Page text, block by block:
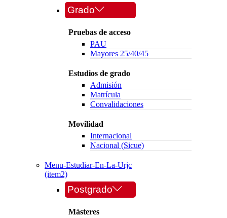
Grado
Pruebas de acceso
PAU
Mayores 25/40/45
Estudios de grado
Admisión
Matrícula
Convalidaciones
Movilidad
Internacional
Nacional (Sicue)
Menu-Estudiar-En-La-Urjc
(item2)
Postgrado
Másteres